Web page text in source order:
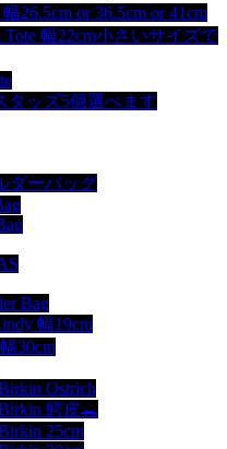
26.5cm or 36.5cm or 41cm
幅22cm小さいサイズで
タッズ5個選べます
ダーバッグ
Bag
幅19cm
30cm
Ostrich
鰐皮🐊
25cm